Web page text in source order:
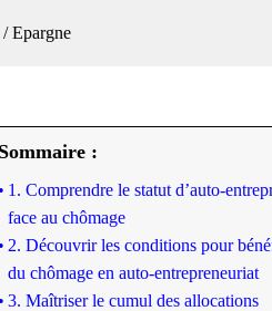
Epargne
Sommaire :
1. Comprendre le statut d’auto-
face au chômage
2. Découvrir les conditions pour
du chômage en auto-entrepreneuriat
3. Maîtriser le cumul des allocations